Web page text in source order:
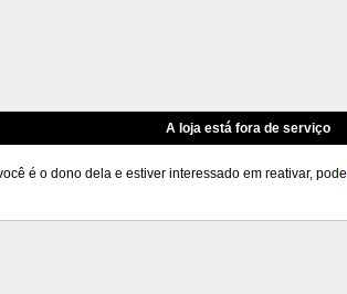
A loja está fora de serviço
é o dono dela e estiver interessado em reativar, pode